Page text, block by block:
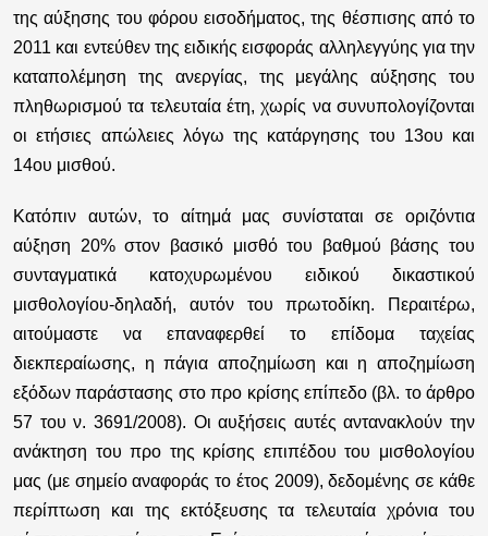
της αύξησης του φόρου εισοδήματος, της θέσπισης από το
2011 και εντεύθεν της ειδικής εισφοράς αλληλεγγύης για την
καταπολέμηση της ανεργίας, της μεγάλης αύξησης του
πληθωρισμού τα τελευταία έτη, χωρίς να συνυπολογίζονται
οι ετήσιες απώλειες λόγω της κατάργησης του 13ου και
14ου μισθού.
Κατόπιν αυτών, το αίτημά μας συνίσταται σε οριζόντια
αύξηση 20% στον βασικό μισθό του βαθμού βάσης του
συνταγματικά κατοχυρωμένου ειδικού δικαστικού
μισθολογίου-δηλαδή, αυτόν του πρωτοδίκη. Περαιτέρω,
αιτούμαστε να επαναφερθεί το επίδομα ταχείας
διεκπεραίωσης, η πάγια αποζημίωση και η αποζημίωση
εξόδων παράστασης στο προ κρίσης επίπεδο (βλ. το άρθρο
57 του ν. 3691/2008). Οι αυξήσεις αυτές αντανακλούν την
ανάκτηση του προ της κρίσης επιπέδου του μισθολογίου
μας (με σημείο αναφοράς το έτος 2009), δεδομένης σε κάθε
περίπτωση και της εκτόξευσης τα τελευταία χρόνια του